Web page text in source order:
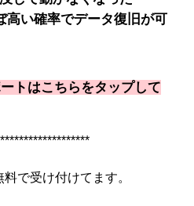
高い確率でデータ復旧が可
トはこちらをタップして
で受け付けてます。